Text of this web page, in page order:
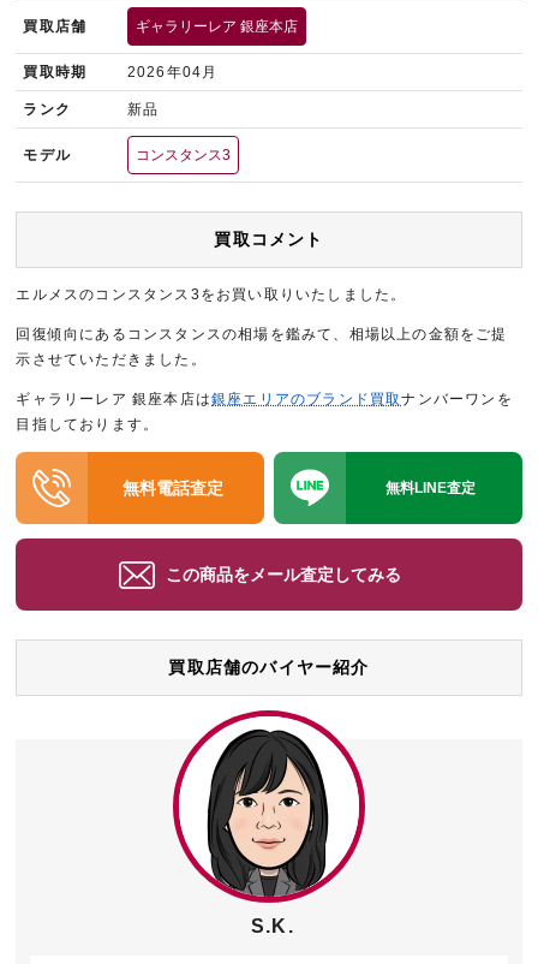
買取店舗 ギャラリーレア 銀座本店
買取時期 2026年04月
ランク 新品
モデル コンスタンス3
買取コメント
エルメスのコンスタンス3をお買い取りいたしました。
回復傾向にあるコンスタンスの相場を鑑みて、相場以上の金額をご提
示させていただきました。
ギャラリーレア 銀座本店は銀座エリアのブランド買取ナンバーワンを
目指しております。
無料電話査定 無料LINE査定
この商品をメール査定してみる
買取店舗のバイヤー紹介
S.K.